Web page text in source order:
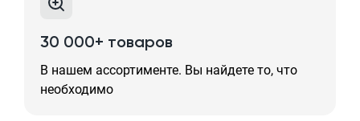
30 000+ товаров
В нашем ассортименте. Вы найдете то, что
необходимо